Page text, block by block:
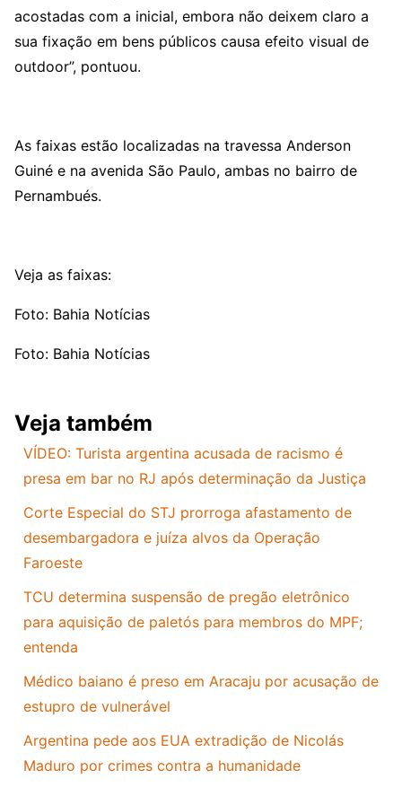
acostadas com a inicial, embora não deixem claro a
sua fixação em bens públicos causa efeito visual de
outdoor”, pontuou.
As faixas estão localizadas na travessa Anderson
Guiné e na avenida São Paulo, ambas no bairro de
Pernambués.
Veja as faixas:
Foto: Bahia Notícias
Foto: Bahia Notícias
Veja também
VÍDEO: Turista argentina acusada de racismo é
presa em bar no RJ após determinação da Justiça
Corte Especial do STJ prorroga afastamento de
desembargadora e juíza alvos da Operação
Faroeste
TCU determina suspensão de pregão eletrônico
para aquisição de paletós para membros do MPF;
entenda
Médico baiano é preso em Aracaju por acusação de
estupro de vulnerável
Argentina pede aos EUA extradição de Nicolás
Maduro por crimes contra a humanidade